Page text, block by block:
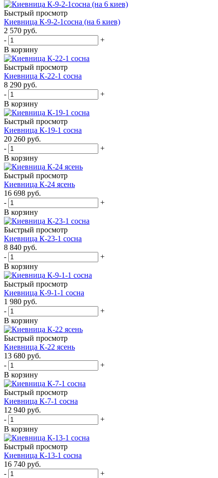
Быстрый просмотр
Киевница К-9-2-1сосна (на 6 киев)
2 570 руб.
-
+
В корзину
Быстрый просмотр
Киевница К-22-1 сосна
8 290 руб.
-
+
В корзину
Быстрый просмотр
Киевница К-19-1 сосна
20 260 руб.
-
+
В корзину
Быстрый просмотр
Киевница К-24 ясень
16 698 руб.
-
+
В корзину
Быстрый просмотр
Киевница К-23-1 сосна
8 840 руб.
-
+
В корзину
Быстрый просмотр
Киевница К-9-1-1 сосна
1 980 руб.
-
+
В корзину
Быстрый просмотр
Киевница К-22 ясень
13 680 руб.
-
+
В корзину
Быстрый просмотр
Киевница К-7-1 сосна
12 940 руб.
-
+
В корзину
Быстрый просмотр
Киевница К-13-1 сосна
16 740 руб.
-
+